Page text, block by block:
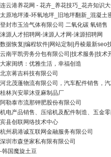
连云港养花网 - 花卉_养花技巧_花卉知识
太原地坪漆-环氧地坪_旧地坪翻新_混凝土
登封市玉洽气体有限公司 二氧化碳 氧销售
涞源人才招聘网-涞源人才网-涞源招聘网
数据恢复|编程软件|网站定制|丹棱最新seo
云南平凯劳务分包有限公司|技术服务|技术
大家闺绣：优雅生活，幸福创造
北京蒋吉科技有限公司
河北茂蓬物流有限公司，汽车配件销售，
桂林兴安翠沐亚麻制品厂
阿勒泰市流那钾肥股份有限公司
机电产品销售、压缩机及配件制造、五金
宾县创联网络技术中心
杭州易港诚互联网金融服务有限公司
深圳市森堡家私有限有限公司
-韩国魔旋土豆